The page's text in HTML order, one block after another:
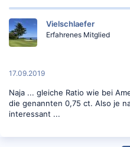
Vielschlaefer
Erfahrenes Mitglied
17.09.2019
Naja ... gleiche Ratio wie bei
die genannten 0,75 ct. Also je
interessant ...